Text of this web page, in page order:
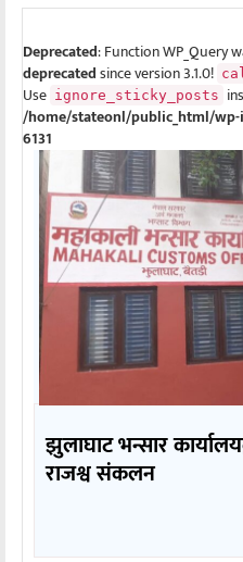
Deprecated: Function WP_Query
deprecatedsince version 3.1.0!
Use ignore_sticky_posts
/home/stateonl/public_html/
6131
झुलाघाट भन्सार
राजश्व संकलन